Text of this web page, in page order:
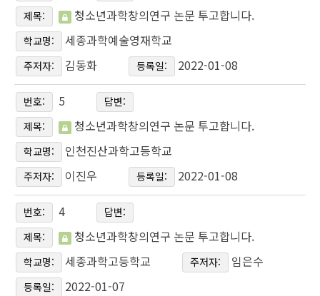
제목:
청소년과학창의연구 논문 투고합니다.
학교명: 세종과학예술영재학교
주저자: 김동화 등록일: 2022-01-08
번호: 5
답변:
제목:
청소년과학창의연구 논문 투고합니다.
학교명: 인천진산과학고등학교
주저자: 이진우 등록일: 2022-01-08
번호: 4
답변:
제목:
청소년과학창의연구 논문 투고합니다.
학교명: 세종과학고등학교 주저자: 임은수
등록일: 2022-01-07